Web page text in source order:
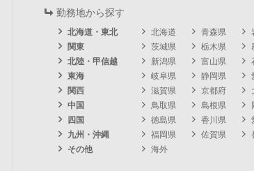
勤務地から探す
北海道・東北 北海道 青森県
関東
茨城県 栃木県
北陸・甲信越
新潟県 富山県
東海
岐阜県 静岡県
関西
滋賀県 京都府
中国
鳥取県 島根県
四国
徳島県 香川県
九州・沖縄
福岡県 佐賀県
その他
海外